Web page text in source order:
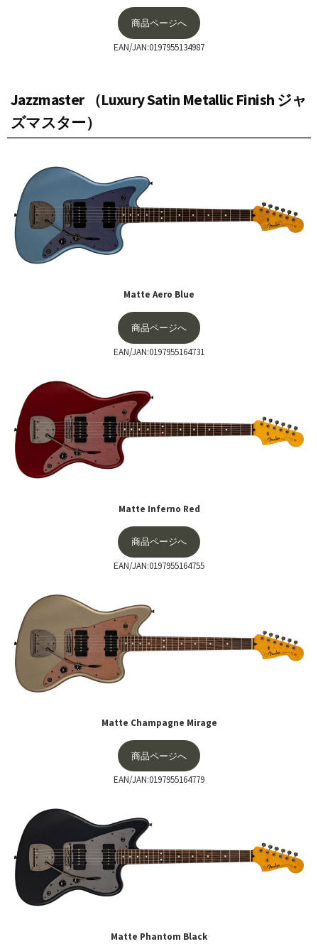
商品ページへ
EAN/JAN:0197955134987
Jazzmaster （Luxury Satin Metallic Finish ジャ
ズマスター）
Matte Aero Blue
商品ページへ
EAN/JAN:0197955164731
Matte Inferno Red
商品ページへ
EAN/JAN:0197955164755
Matte Champagne Mirage
商品ページへ
EAN/JAN:0197955164779
Matte Phantom Black